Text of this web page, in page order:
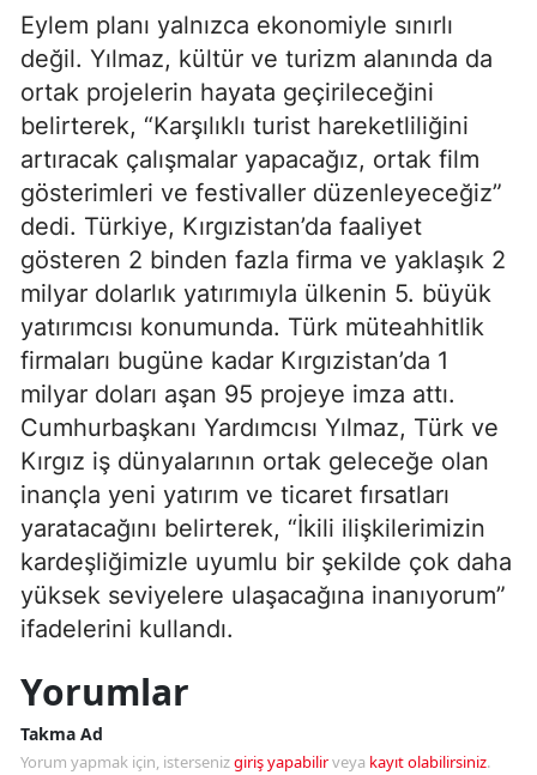
Eylem planı yalnızca ekonomiyle sınırlı
değil. Yılmaz, kültür ve turizm alanında da
ortak projelerin hayata geçirileceğini
belirterek, “Karşılıklı turist hareketliliğini
artıracak çalışmalar yapacağız, ortak film
gösterimleri ve festivaller düzenleyeceğiz”
dedi. Türkiye, Kırgızistan’da faaliyet
gösteren 2 binden fazla firma ve yaklaşık 2
milyar dolarlık yatırımıyla ülkenin 5. büyük
yatırımcısı konumunda. Türk müteahhitlik
firmaları bugüne kadar Kırgızistan’da 1
milyar doları aşan 95 projeye imza attı.
Cumhurbaşkanı Yardımcısı Yılmaz, Türk ve
Kırgız iş dünyalarının ortak geleceğe olan
inançla yeni yatırım ve ticaret fırsatları
yaratacağını belirterek, “İkili ilişkilerimizin
kardeşliğimizle uyumlu bir şekilde çok daha
yüksek seviyelere ulaşacağına inanıyorum”
ifadelerini kullandı.
Yorumlar
Takma Ad
Yorum yapmak için, istersenizgiriş yapabilirveya kayıt olabilirsiniz.